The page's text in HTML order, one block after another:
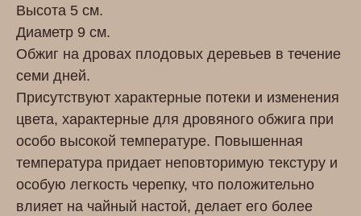
Высота 5 см.
Диаметр 9 см.
Обжиг на дровах плодовых деревьев в течение
семи дней.
Присутствуют характерные потеки и изменения
цвета, характерные для дровяного обжига при
особо высокой температуре. Повышенная
температура придает неповторимую текстуру и
особую легкость черепку, что положительно
влияет на чайный настой, делает его более